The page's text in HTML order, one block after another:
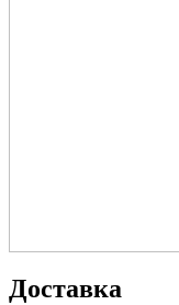
Доставка